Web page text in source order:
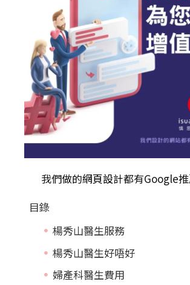
我們做的網頁設計都有Google推
目錄
楊秀山醫生服務
楊秀山醫生好唔好
婦產科醫生費用